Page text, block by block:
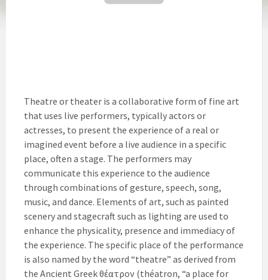
Theatre or theater is a collaborative form of fine art
that uses live performers, typically actors or
actresses, to present the experience of a real or
imagined event before a live audience in a specific
place, often a stage. The performers may
communicate this experience to the audience
through combinations of gesture, speech, song,
music, and dance. Elements of art, such as painted
scenery and stagecraft such as lighting are used to
enhance the physicality, presence and immediacy of
the experience. The specific place of the performance
is also named by the word “theatre” as derived from
the Ancient Greek θέατρον (théatron, “a place for